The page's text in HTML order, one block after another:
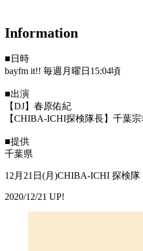
Information
■日時
bayfm it!! 毎週月曜日15:04頃
■出演
【DJ】春原佑紀
【CHIBA-ICHI探検隊長】千葉
■提供
千葉県
12月21日(月)CHIBA-ICHI 探検隊
2020/12/21 UP!